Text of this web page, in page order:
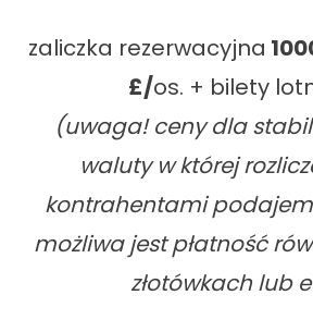
zaliczka rezerwacyjna
£/os. + bilety
(uwaga! ceny dla
waluty w której
kontrahentami
możliwa jest płatność
złotówkach lub